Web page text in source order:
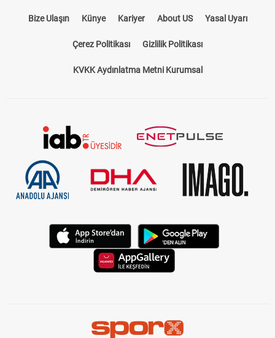
Bize Ulaşın Künye Kariyer About US Yasal Uyarı
Çerez Politikası Gizlilik Politikası
KVKK Aydınlatma Metni Kurumsal